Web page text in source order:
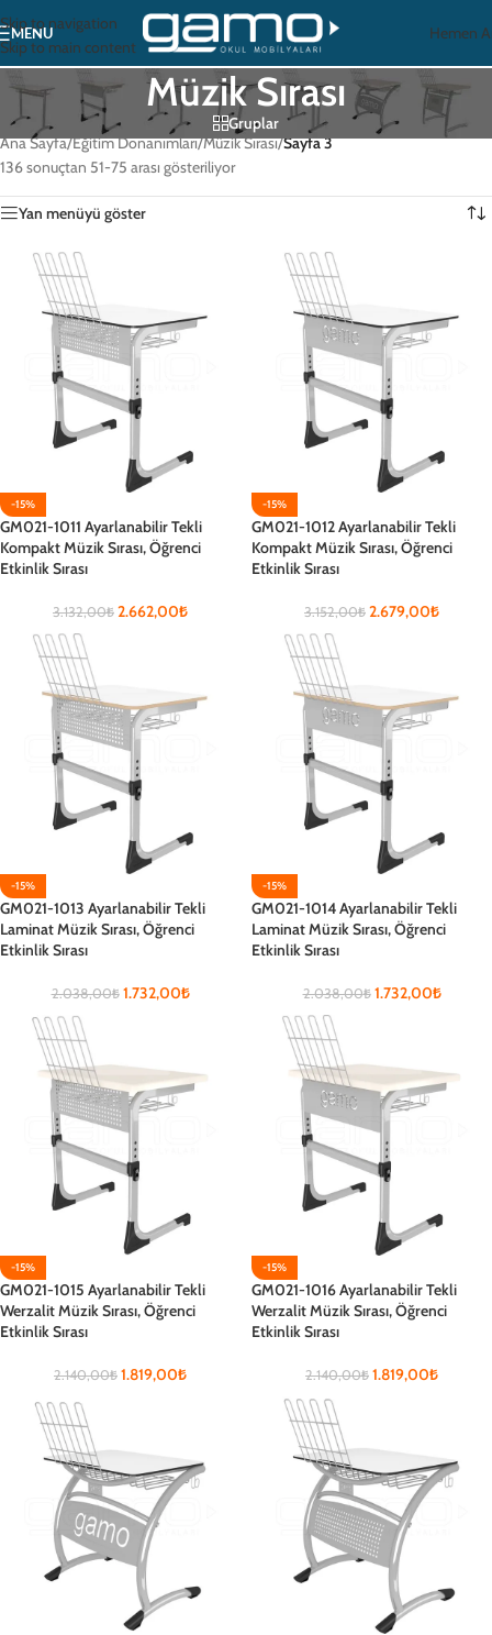
Skip to navigation
Skip to main content
MENU Hemen
Müzik Sırası
Gruplar
Ana Sayfa/Eğitim Donanımları/Müzik Sırası/Sayfa 3
136 sonuçtan 51-75 arası gösteriliyor
Yan menüyü göster
-15%
GM021-1011 Ayarlanabilir Tekli
Kompakt Müzik Sırası, Öğrenci
Etkinlik Sırası
3.132,00₺ 2.662,00₺
-15%
GM021-1012 Ayarlanabilir Tekli
Kompakt Müzik Sırası, Öğrenci
Etkinlik Sırası
3.152,00₺ 2.679,00₺
-15%
GM021-1013 Ayarlanabilir Tekli
Laminat Müzik Sırası, Öğrenci
Etkinlik Sırası
2.038,00₺ 1.732,00₺
-15%
GM021-1014 Ayarlanabilir Tekli
Laminat Müzik Sırası, Öğrenci
Etkinlik Sırası
2.038,00₺ 1.732,00₺
-15%
GM021-1015 Ayarlanabilir Tekli
Werzalit Müzik Sırası, Öğrenci
Etkinlik Sırası
2.140,00₺ 1.819,00₺
-15%
GM021-1016 Ayarlanabilir Tekli
Werzalit Müzik Sırası, Öğrenci
Etkinlik Sırası
2.140,00₺ 1.819,00₺